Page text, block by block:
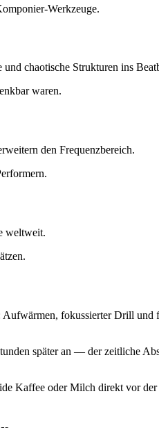
Werkzeuge.
chaotische Strukturen ins
waren.
den Frequenzbereich.
weltweit.
fokussierter Drill
später an — der zeitliche
Kaffee oder Milch direkt vor